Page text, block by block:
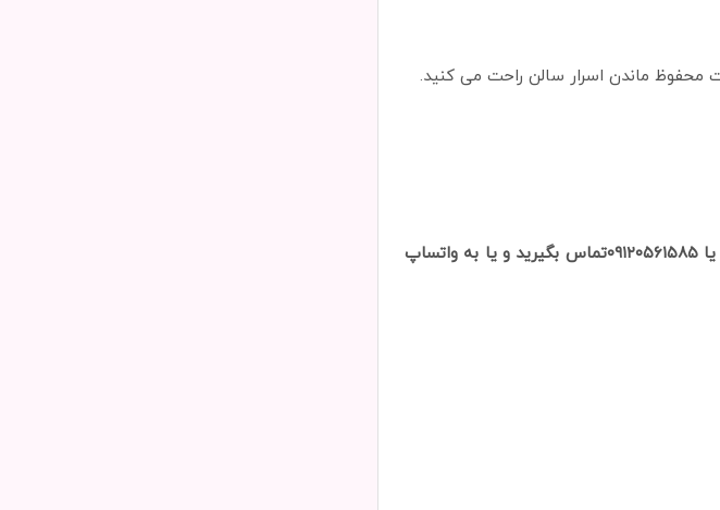
محفوظ ماندن اسرار سالن راحت می کنید.
شما می‌توانید مبلغ 670هزار تومان به شماره کارت زیر واریز نموده و سپس با شماره ۲۲۴۴۵۴۰۶-۰۲۱ یا ۰۹۱۲۰۵۶۱۵۸۵تماس بگیرید و یا به واتساپ